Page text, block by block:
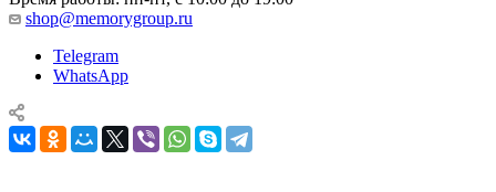
shop@memorygroup.ru
Telegram
WhatsApp